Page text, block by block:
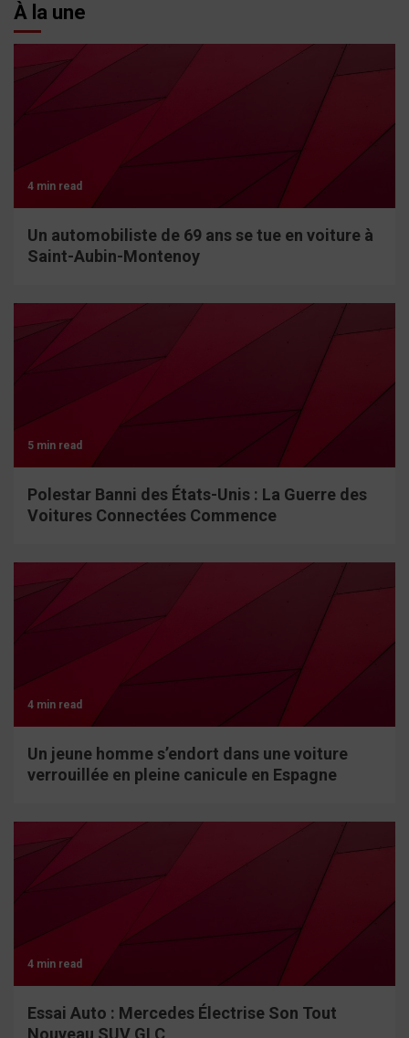
À la une
4 min read
Un automobiliste de 69 ans se tue en voiture à
Saint-Aubin-Montenoy
5 min read
Polestar Banni des États-Unis : La Guerre des
Voitures Connectées Commence
4 min read
Un jeune homme s’endort dans une voiture
verrouillée en pleine canicule en Espagne
4 min read
Essai Auto : Mercedes Électrise Son Tout
Nouveau SUV GLC